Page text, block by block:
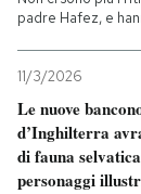
padre Hafez, e
11/3/2026
Le nuove
d’Inghilterra
di fauna
personaggi